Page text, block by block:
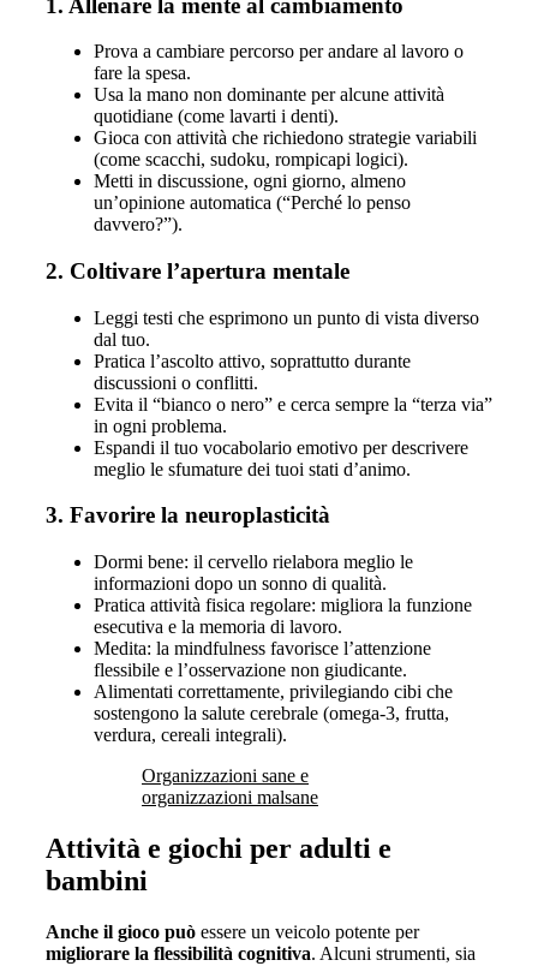
Prova a cambiare percorso per andare al lavoro o
fare la spesa.
Usa la mano non dominante per alcune attività
quotidiane (come lavarti i denti).
Gioca con attività che richiedono strategie variabili
(come scacchi, sudoku, rompicapi logici).
Metti in discussione, ogni giorno, almeno
un’opinione automatica (“Perché lo penso
davvero?”).
2. Coltivare l’apertura mentale
Leggi testi che esprimono un punto di vista diverso
dal tuo.
Pratica l’ascolto attivo, soprattutto durante
discussioni o conflitti.
Evita il “bianco o nero” e cerca sempre la “terza via”
in ogni problema.
Espandi il tuo vocabolario emotivo per descrivere
meglio le sfumature dei tuoi stati d’animo.
3. Favorire la neuroplasticità
Dormi bene: il cervello rielabora meglio le
informazioni dopo un sonno di qualità.
Pratica attività fisica regolare: migliora la funzione
esecutiva e la memoria di lavoro.
Medita: la mindfulness favorisce l’attenzione
flessibile e l’osservazione non giudicante.
Alimentati correttamente, privilegiando cibi che
sostengono la salute cerebrale (omega-3, frutta,
verdura, cereali integrali).
Organizzazioni sane e
organizzazioni malsane
Attività e giochi per adulti e
bambini
Anche il gioco può essere un veicolo potente per
migliorare la flessibilità cognitiva. Alcuni strumenti, sia